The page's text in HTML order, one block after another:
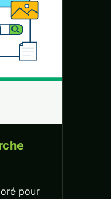
pour